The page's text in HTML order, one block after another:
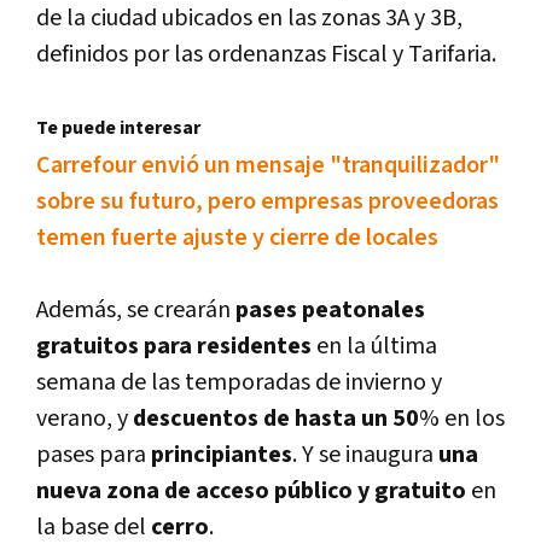
de la ciudad ubicados en las zonas 3A y 3B,
definidos por las ordenanzas Fiscal y Tarifaria.
Te puede interesar
Carrefour envió un mensaje "tranquilizador"
sobre su futuro, pero empresas proveedoras
temen fuerte ajuste y cierre de locales
Además, se crearán pases peatonales
gratuitos para residentes en la última
semana de las temporadas de invierno y
verano, ydescuentos de hasta un 50% en los
pases para principiantes. Y se inaugura una
nueva zona de acceso público y gratuito en
la base del cerro.